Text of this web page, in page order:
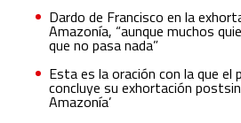
Dardo de Francisco en la
Amazonía, “aunque muchos
que no pasa nada”
Esta es la oración con la que el
concluye su exhortación
Amazonía’